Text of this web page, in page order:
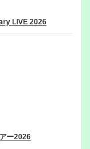
LIVE 2026
ー2026